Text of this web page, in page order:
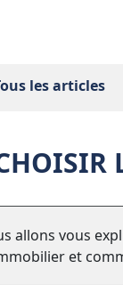
les articles
allons vous
et